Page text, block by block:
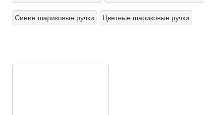
Синие шариковые ручки Цветные шариковые ручки